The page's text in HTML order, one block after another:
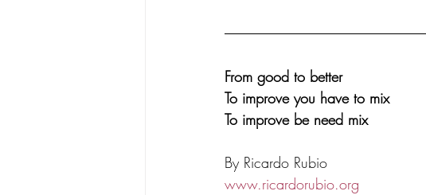
From good to better
To improve you have to mix
To improve be need mix
By Ricardo Rubio
www.ricardorubio.org